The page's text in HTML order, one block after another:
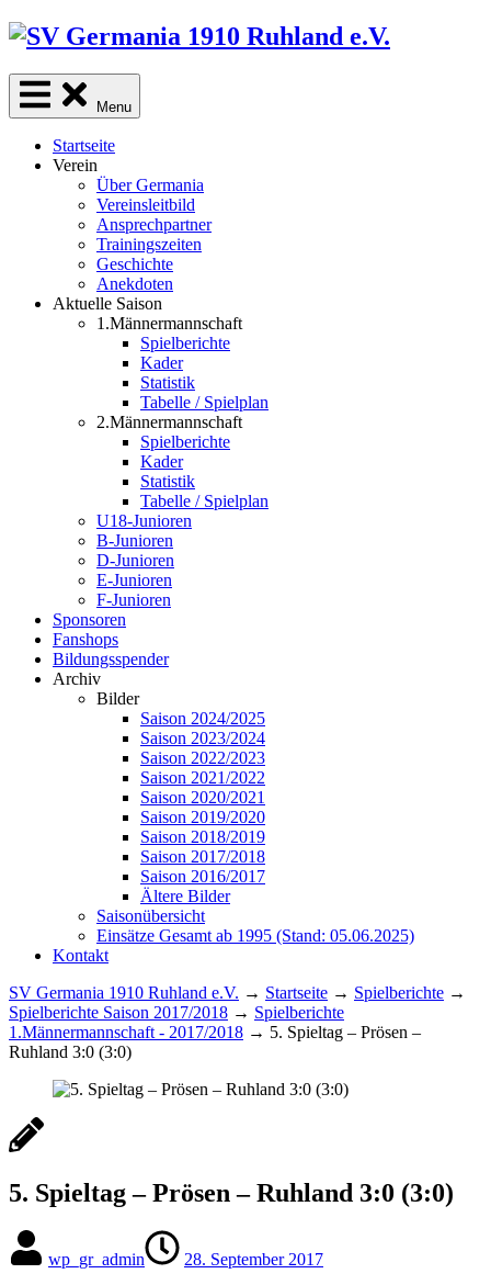
Skip
content
Menu
Startseite
Verein
Über Germania
Vereinsleitbild
Ansprechpartner
Trainingszeiten
Geschichte
Anekdoten
Aktuelle Saison
1.Männermannschaft
Spielberichte
Kader
Statistik
Tabelle / Spielplan
2.Männermannschaft
Spielberichte
Kader
Statistik
Tabelle / Spielplan
U18-Junioren
B-Junioren
D-Junioren
E-Junioren
F-Junioren
Sponsoren
Fanshops
Bildungsspender
Archiv
Bilder
Saison 2024/2025
Saison 2023/2024
Saison 2022/2023
Saison 2021/2022
Saison 2020/2021
Saison 2019/2020
Saison 2018/2019
Saison 2017/2018
Saison 2016/2017
Ältere Bilder
Saisonübersicht
Einsätze Gesamt ab 1995 (Stand: 05.06.2025)
Kontakt
SV Germania 1910 Ruhland e.V. → Startseite → Spielberichte →
Spielberichte Saison 2017/2018 → Spielberichte
1.Männermannschaft - 2017/2018 → 5. Spieltag – Prösen –
Ruhland 3:0 (3:0)
5. Spieltag – Prösen – Ruhland 3:0 (3:0)
wp_gr_admin
28. September 2017